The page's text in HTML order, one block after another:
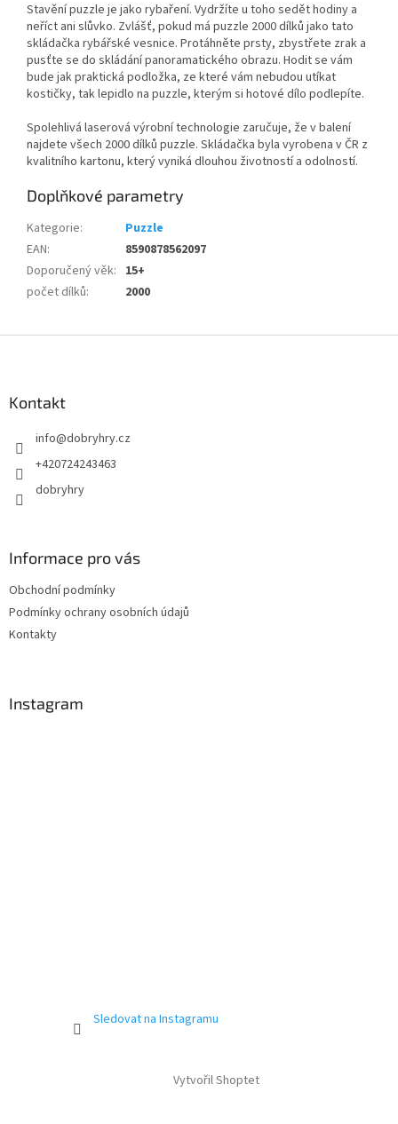
Stavění puzzle je jako rybaření. Vydržíte u toho sedět hodiny a
neříct ani slůvko. Zvlášť, pokud má puzzle 2000 dílků jako tato
skládačka rybářské vesnice. Protáhněte prsty, zbystřete zrak a
pusťte se do skládání panoramatického obrazu. Hodit se vám
bude jak praktická podložka, ze které vám nebudou utíkat
kostičky, tak lepidlo na puzzle, kterým si hotové dílo podlepíte.
Spolehlivá laserová výrobní technologie zaručuje, že v balení
najdete všech 2000 dílků puzzle. Skládačka byla vyrobena v ČR z
kvalitního kartonu, který vyniká dlouhou životností a odolností.
Doplňkové parametry
Kategorie:
Puzzle
EAN:
8590878562097
Doporučený věk: 15+
počet dílků: 2000
Kontakt
info@dobryhry.cz
+420724243463
dobryhry
Informace pro vás
Obchodní podmínky
Podmínky ochrany osobních údajů
Kontakty
Instagram
Sledovat na Instagramu
Vytvořil Shoptet